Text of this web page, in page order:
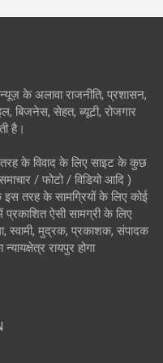
के अलावा राजनीति, प्रशासन,
बिजनेस, सेहत, ब्यूटी, रोजगार
है।
के विवाद के लिए साइट के कुछ
/ फोटो / विडियो आदि )
इस तरह के सामग्रियों के लिए कोई
प्रकाशित ऐसी सामग्री के लिए
स्वामी, मुद्रक, प्रकाशक, संपादक
रायपुर होगा